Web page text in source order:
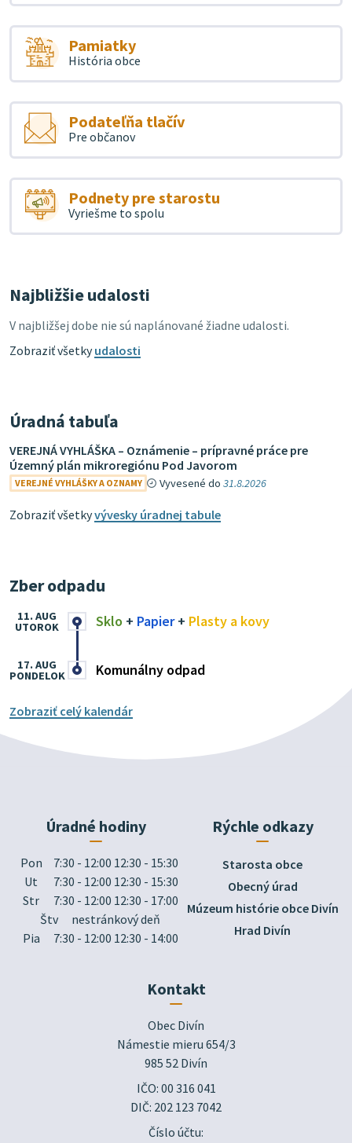
Pamiatky
História obce
Podateľňa tlačív
Pre občanov
Podnety pre starostu
Vyriešme to spolu
Najbližšie udalosti
V najbližšej dobe nie sú naplánované žiadne udalosti.
Zobraziť všetkyudalosti
Úradná tabuľa
VEREJNÁ VYHLÁŠKA – Oznámenie – prípravné práce pre
Územný plán mikroregiónu Pod Javorom
VEREJNÉ VYHLÁŠKY A OZNAMY Vyvesené do31.8.2026
Zobraziť všetkyvývesky úradnej tabule
Zber odpadu
Sklo + Papier+ Plasty a kovy
11. AUG
UTOROK
Komunálny odpad
17. AUG
PONDELOK
Zobraziť celý kalendár
Úradné hodiny
Pon
7:30 - 12:00 12:30 - 15:30
Ut
7:30 - 12:00 12:30 - 15:30
Str
7:30 - 12:00 12:30 - 17:00
Štv
nestránkový deň
Pia
7:30 - 12:00 12:30 - 14:00
Rýchle odkazy
Starosta obce
Obecný úrad
Múzeum histórie obce Divín
Hrad Divín
Kontakt
Obec Divín
Námestie mieru 654/3
985 52 Divín
IČO: 00 316 041
DIČ: 202 123 7042
Číslo účtu: